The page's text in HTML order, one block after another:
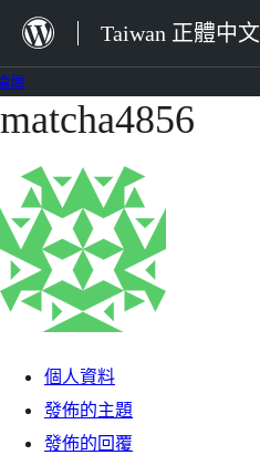
主
要
Taiwan 正體中文
壇
跳
要
內
容
matcha4856
個人資料
發佈的主題
發佈的回覆